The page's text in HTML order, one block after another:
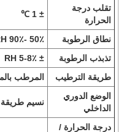
تقلب درجة
الحرارة
± 1 ℃
نطاق الرطوبة
50٪ -90٪ RH
تذبذب الرطوبة
± 5-8٪ RH
طريقة الترطيب
المرطب
الوضع الدوري
الداخلي
نسيم طريقة
درجة الحرارة /